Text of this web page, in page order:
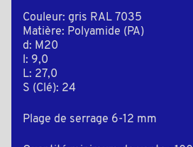
Couleur: gris RAL 7035
Matière: Polyamide (PA)
d: M20
l: 9,0
L: 27,0
S (Clé): 24
Plage de serrage 6-12 mm